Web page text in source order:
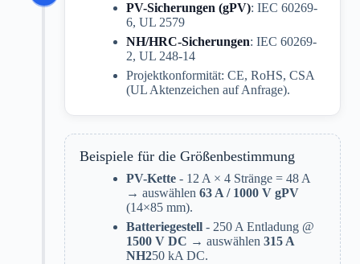
PV-Sicherungen (gPV): IEC 60269-
6, UL 2579
NH/HRC-Sicherungen: IEC 60269-
2, UL 248-14
Projektkonformität: CE, RoHS, CSA
(UL Aktenzeichen auf Anfrage).
Beispiele für die Größenbestimmung
PV-Kette - 12 A × 4 Stränge = 48 A
→ auswählen 63 A / 1000 V gPV
(14×85 mm).
Batteriegestell - 250 A Entladung @
1500 V DC → auswählen 315 A
NH250 kA DC.